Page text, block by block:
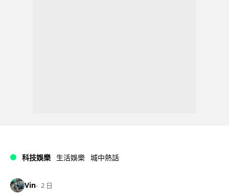
科技娛樂 生活娛樂 城中熱話
Vin 2 日